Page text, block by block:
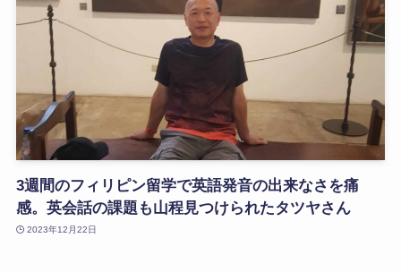
3週間のフィリピン留学で英語発音の出来なさを痛
感。英会話の課題も山程見つけられたタツヤさん
2023年12月22日